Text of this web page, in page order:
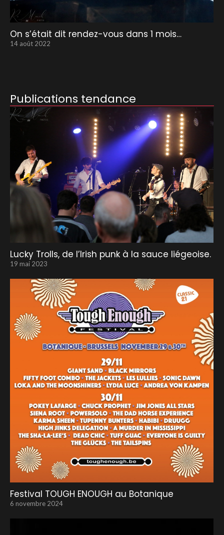
On s’était dit rendez-vous dans 1 mois…
14 août 2022
Publications tendance
Lucky Trolls, de l’Irish punk à la sauce liégeoise.
19 mai 2023
Festival TOUGH ENOUGH au Botanique
6 novembre 2024